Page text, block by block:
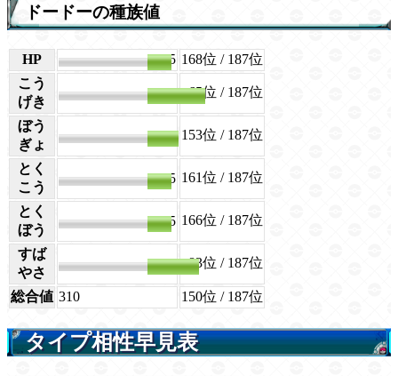
ドードーの種族値
HP 35 168位 / 187位
こう
げき
85 65位 / 187位
ぼう
ぎょ
45 153位 / 187位
とく
こう
35 161位 / 187位
とく
ぼう
35 166位 / 187位
すば
やさ
75 83位 / 187位
総合値 310 150位 / 187位
タイプ相性早見表